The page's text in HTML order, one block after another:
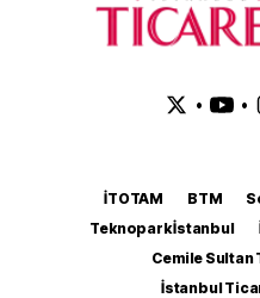
• •
İTOTAM BTM
Teknopark İstanbul
Cemile
İstanbul